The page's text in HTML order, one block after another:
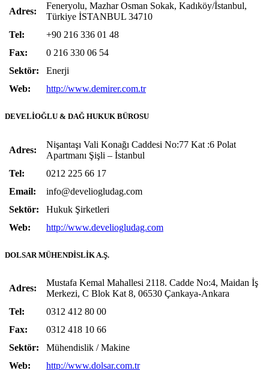
Adres:
Feneryolu, Mazhar Osman Sokak, Kadıköy/İstanbul,
Türkiye İSTANBUL 34710
Tel:
+90 216 336 01 48
Fax:
0 216 330 06 54
Sektör:
Enerji
Web:
http://www.demirer.com.tr
DEVELİOĞLU & DAĞ HUKUK BÜROSU
Adres:
Nişantaşı Vali Konağı Caddesi No:77 Kat :6 Polat
Apartmanı Şişli – İstanbul
Tel:
0212 225 66 17
Email:
info@develiogludag.com
Sektör:
Hukuk Şirketleri
Web:
http://www.develiogludag.com
DOLSAR MÜHENDİSLİK A.Ş.
Adres:
Mustafa Kemal Mahallesi 2118. Cadde No:4, Maidan İş
Merkezi, C Blok Kat 8, 06530 Çankaya-Ankara
Tel:
0312 412 80 00
Fax:
0312 418 10 66
Sektör:
Mühendislik / Makine
Web:
http://www.dolsar.com.tr